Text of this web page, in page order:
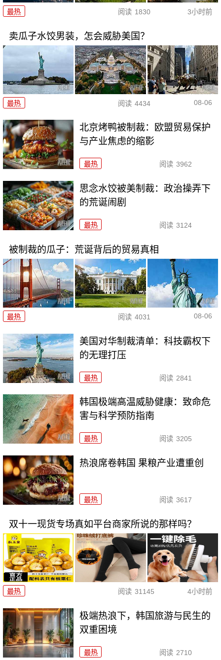
最热 阅读 1830 3小时前
卖瓜子水饺男装，怎会威胁美国？
最热 阅读 4434 08-06
北京烤鸭被制裁：欧盟贸易保护
与产业焦虑的缩影
最热 阅读 3962
思念水饺被美制裁：政治操弄下
的荒诞闹剧
最热 阅读 3124
被制裁的瓜子：荒诞背后的贸易真相
最热 阅读 4031 08-06
美国对华制裁清单：科技霸权下
的无理打压
最热 阅读 2841
韩国极端高温威胁健康：致命危
害与科学预防指南
最热 阅读 3205
热浪席卷韩国 果粮产业遭重创
最热 阅读 3617
双十一现货专场真如平台商家所说的那样吗？
最热 阅读 31145 4小时前
极端热浪下，韩国旅游与民生的
双重困境
最热 阅读 2710